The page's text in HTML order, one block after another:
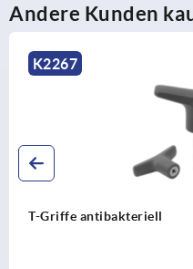
Andere Kunden
K2267
T-Griffe antibakteriell